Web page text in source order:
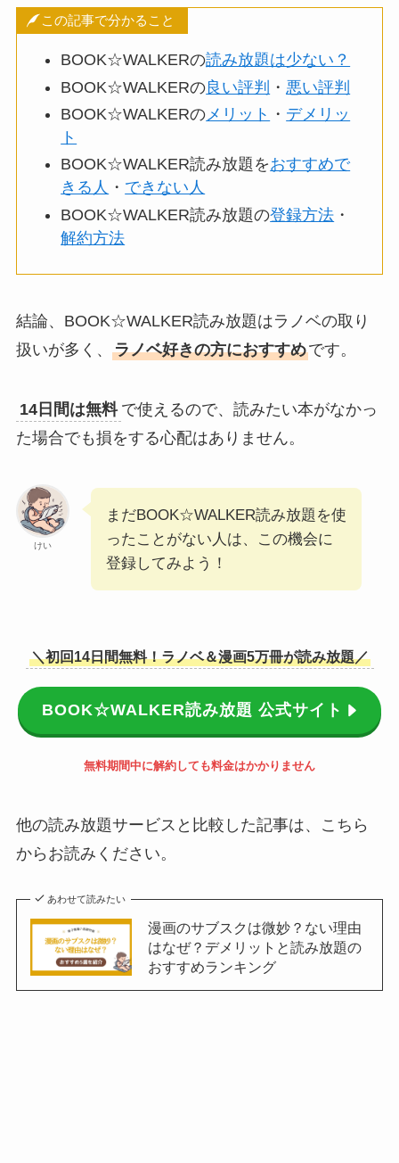
この記事で分かること
BOOK☆WALKERの読み放題は少ない？
BOOK☆WALKERの良い評判 ・ 悪い評判
BOOK☆WALKERの メリット ・ デメリッ
ト
BOOK☆WALKER読み放題をおすすめで
きる人 ・ できない人
BOOK☆WALKER読み放題の登録方法 ・
解約方法
結論、BOOK☆WALKER読み放題はラノベの取り
扱いが多く、 ラノベ好きの方におすすめです。
14日間は無料 で使えるので、読みたい本がなかっ
た場合でも損をする心配はありません。
けい
まだBOOK☆WALKER読み放題を使
ったことがない人は、この機会に
登録してみよう！
＼初回14日間無料！ラノベ＆漫画5万冊が読み放題／
BOOK☆WALKER読み放題 公式サイト
無料期間中に解約しても料金はかかりません
他の読み放題サービスと比較した記事は、こちら
からお読みください。
あわせて読みたい
漫画のサブスクは微妙？ない理由
はなぜ？デメリットと読み放題の
おすすめランキング